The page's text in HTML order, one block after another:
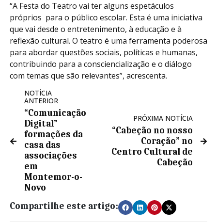
“A Festa do Teatro vai ter alguns espetáculos
próprios para o público escolar. Esta é uma iniciativa
que vai desde o entretenimento, à educação e à
reflexão cultural. O teatro é uma ferramenta poderosa
para abordar questões sociais, políticas e humanas,
contribuindo para a consciencialização e o diálogo
com temas que são relevantes”, acrescenta.
NOTÍCIA
ANTERIOR
“Comunicação
Digital”
formações da
casa das
associações
em
Montemor-o-
Novo
PRÓXIMA NOTÍCIA
“Cabeção no nosso
Coração” no
Centro Cultural de
Cabeção
Compartilhe este artigo: